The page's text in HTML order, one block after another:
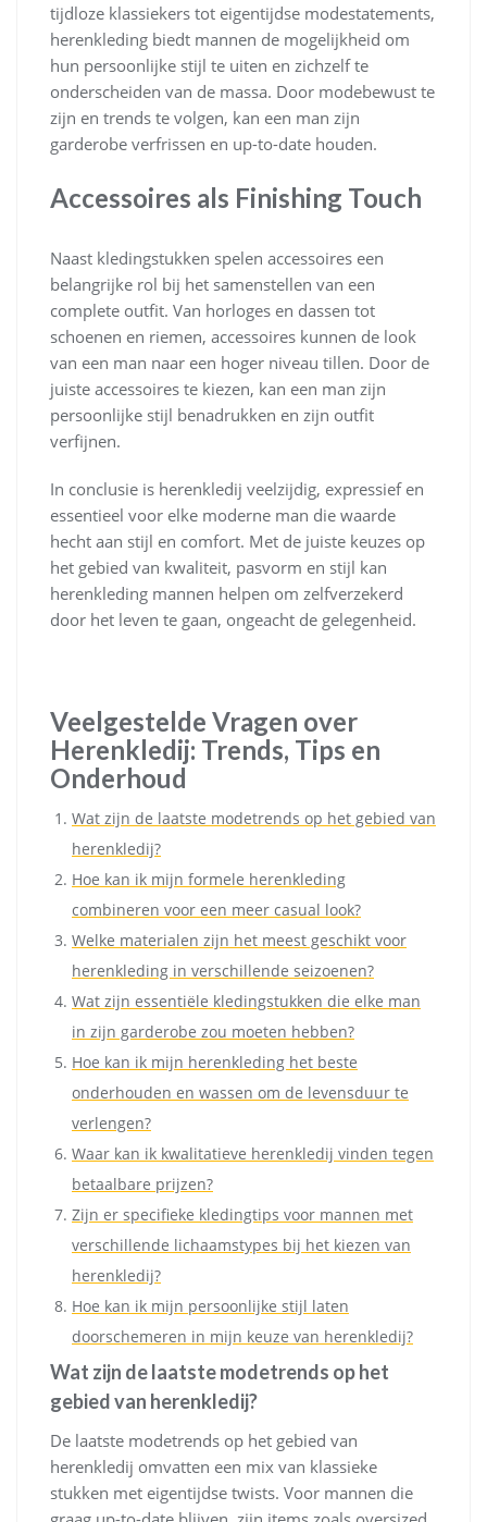
tijdloze klassiekers tot eigentijdse modestatements,
herenkleding biedt mannen de mogelijkheid om
hun persoonlijke stijl te uiten en zichzelf te
onderscheiden van de massa. Door modebewust te
zijn en trends te volgen, kan een man zijn
garderobe verfrissen en up-to-date houden.
Accessoires als Finishing Touch
Naast kledingstukken spelen accessoires een
belangrijke rol bij het samenstellen van een
complete outfit. Van horloges en dassen tot
schoenen en riemen, accessoires kunnen de look
van een man naar een hoger niveau tillen. Door de
juiste accessoires te kiezen, kan een man zijn
persoonlijke stijl benadrukken en zijn outfit
verfijnen.
In conclusie is herenkledij veelzijdig, expressief en
essentieel voor elke moderne man die waarde
hecht aan stijl en comfort. Met de juiste keuzes op
het gebied van kwaliteit, pasvorm en stijl kan
herenkleding mannen helpen om zelfverzekerd
door het leven te gaan, ongeacht de gelegenheid.
Veelgestelde Vragen over
Herenkledij: Trends, Tips en
Onderhoud
Wat zijn de laatste modetrends op het gebied van
herenkledij?
Hoe kan ik mijn formele herenkleding
combineren voor een meer casual look?
Welke materialen zijn het meest geschikt voor
herenkleding in verschillende seizoenen?
Wat zijn essentiële kledingstukken die elke man
in zijn garderobe zou moeten hebben?
Hoe kan ik mijn herenkleding het beste
onderhouden en wassen om de levensduur te
verlengen?
Waar kan ik kwalitatieve herenkledij vinden tegen
betaalbare prijzen?
Zijn er specifieke kledingtips voor mannen met
verschillende lichaamstypes bij het kiezen van
herenkledij?
Hoe kan ik mijn persoonlijke stijl laten
doorschemeren in mijn keuze van herenkledij?
Wat zijn de laatste modetrends op het
gebied van herenkledij?
De laatste modetrends op het gebied van
herenkledij omvatten een mix van klassieke
stukken met eigentijdse twists. Voor mannen die